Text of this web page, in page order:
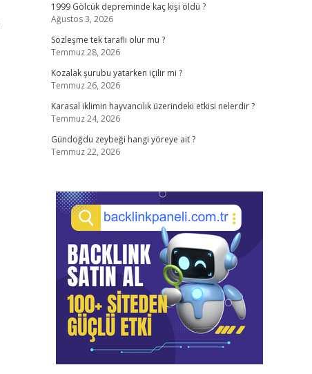
1999 Gölcük depreminde kaç kişi öldü ?
Ağustos 3, 2026
Sözleşme tek taraflı olur mu ?
Temmuz 28, 2026
Kozalak şurubu yatarken içilir mi ?
Temmuz 26, 2026
Karasal iklimin hayvancılık üzerindeki etkisi nelerdir ?
Temmuz 24, 2026
Gündoğdu zeybeği hangi yöreye ait ?
Temmuz 22, 2026